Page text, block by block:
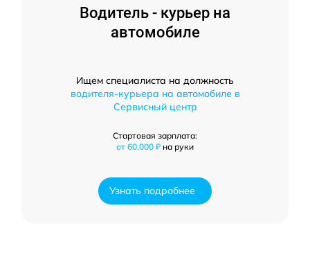
Водитель - курьер на
автомобиле
Ищем специалиста на должность
водителя-курьера на автомобиле в
Сервисный центр
Стартовая зарплата:
от 60,000 ₽ на руки
Узнать подробнее